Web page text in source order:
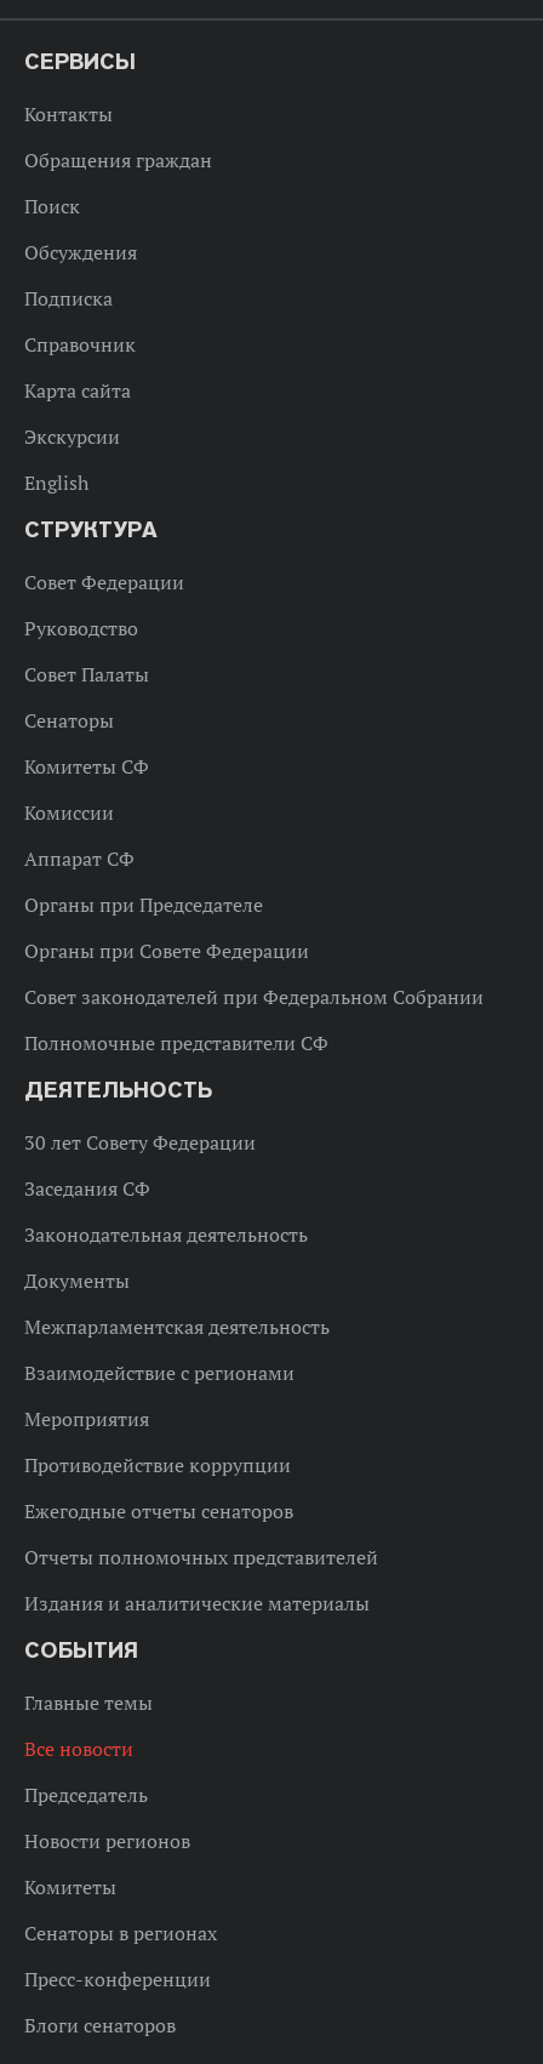
СЕРВИСЫ
Контакты
Обращения граждан
Поиск
Обсуждения
Подписка
Справочник
Карта сайта
Экскурсии
English
СТРУКТУРА
Совет Федерации
Руководство
Совет Палаты
Сенаторы
Комитеты СФ
Комиссии
Аппарат СФ
Органы при Председателе
Органы при Совете Федерации
Совет законодателей при Федеральном Собрании
Полномочные представители СФ
ДЕЯТЕЛЬНОСТЬ
30 лет Совету Федерации
Заседания СФ
Законодательная деятельность
Документы
Межпарламентская деятельность
Взаимодействие с регионами
Мероприятия
Противодействие коррупции
Ежегодные отчеты сенаторов
Отчеты полномочных представителей
Издания и аналитические материалы
СОБЫТИЯ
Главные темы
Все новости
Председатель
Новости регионов
Комитеты
Сенаторы в регионах
Пресс-конференции
Блоги сенаторов